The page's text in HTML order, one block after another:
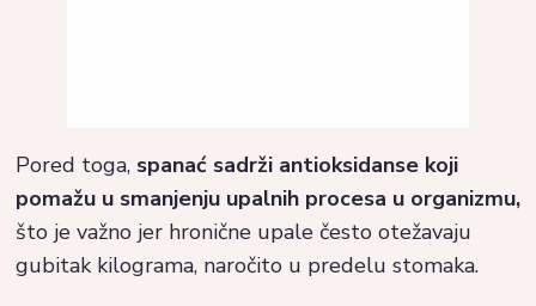
Pored toga, spanać sadrži antioksidanse koji
pomažu u smanjenju upalnih procesa u organizmu,
što je važno jer hronične upale često otežavaju
gubitak kilograma, naročito u predelu stomaka.